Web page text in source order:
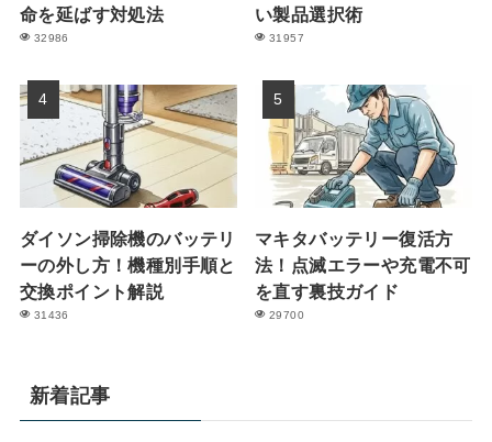
命を延ばす対処法
32986
い製品選択術
31957
ダイソン掃除機のバッテリ
ーの外し方！機種別手順と
交換ポイント解説
31436
マキタバッテリー復活方
法！点滅エラーや充電不可
を直す裏技ガイド
29700
新着記事